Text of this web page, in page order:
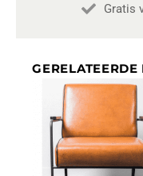
Gratis